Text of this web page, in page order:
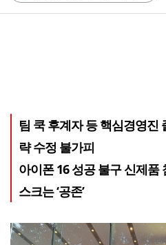
팀 쿡 후계자 등 핵심경영진
략 수정 불가피
아이폰 16 성공 불구 신제품
스크는 ‘공존’